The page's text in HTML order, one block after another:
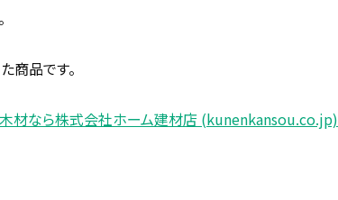
商品です。
材なら株式会社ホーム建材店 (kunenkansou.co.jp)